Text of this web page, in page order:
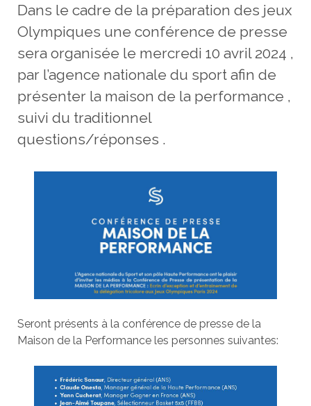
Dans le cadre de la préparation des jeux
Olympiques une conférence de presse
sera organisée le mercredi 10 avril 2024 ,
par l’agence nationale du sport afin de
présenter la maison de la performance ,
suivi du traditionnel
questions/réponses .
Seront présents à la conférence de presse de la
Maison de la Performance les personnes suivantes: